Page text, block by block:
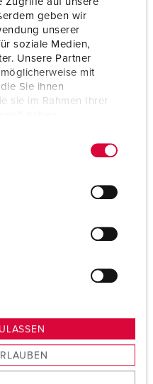
geben wir
unserer
soziale Medien,
Unsere Partner
mit
Sie ihnen
sie im Rahmen Ihrer